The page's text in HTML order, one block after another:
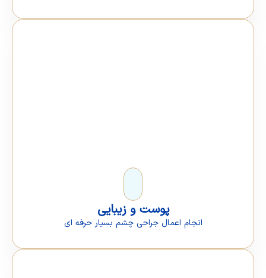
پوست و زیبایی
انجام اعمال جراحی چشم بسیار حرفه ای